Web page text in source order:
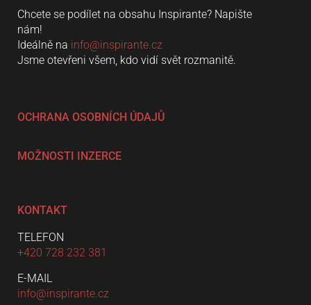
Chcete se podílet na obsahu Inspirante? Napište
nám!
Ideálně na info@inspirante.cz
Jsme otevřeni všem, kdo vidí svět rozmanitě.
OCHRANA OSOBNÍCH ÚDAJŮ
MOŽNOSTI INZERCE
KONTAKT
TELEFON
+420 728 232 381
E-MAIL
info@inspirante.cz